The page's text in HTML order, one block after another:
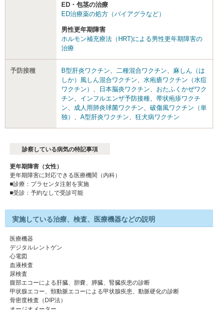
ED・包茎の治療
ED治療薬の処方（バイアグラなど）
男性更年期障害
ホルモン補充療法（HRT)による男性更年期障害の
治療
予防接種 B型肝炎ワクチン 二種混合ワクチン
麻しん（は
しか）風しん混合ワクチン
水疱瘡ワクチン（水痘
ワクチン）
日本脳炎ワクチン
おたふくかぜワク
チン
インフルエンザ予防接種
帯状疱疹ワクチ
ン
成人用肺炎球菌ワクチン
破傷風ワクチン（単
独）
A型肝炎ワクチン 狂犬病ワクチン
診察している病気の特記事項
更年期障害（女性）
更年期障害に対応できる医療機関（内科）
■診療：プラセンタ注射を実施
■受診：予約なしで受診可能
実施している治療、検査、医療機器などの説明
医療機器
デジタルレントゲン
心電図
血液検査
尿検査
腹部エコーによる肝臓、胆嚢、膵臓、腎臓疾患の診断
甲状腺エコー、頸動脈エコーによる甲状腺疾患、動脈硬化の診断
骨密度検査（DIP法）